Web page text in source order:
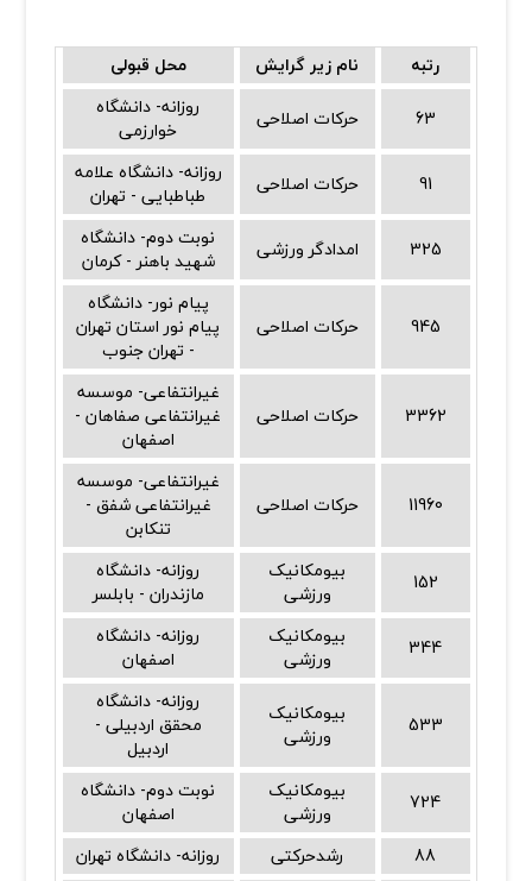
رتبه نام زیر گرایش
محل قبولی
63
حرکات اصلاحی
روزانه- دانشگاه
خوارزمی
91
حرکات اصلاحی
روزانه- دانشگاه علامه
طباطبایی - تهران
325
امدادگر ورزشی
نوبت دوم- دانشگاه
شهید باهنر - کرمان
945 حرکات اصلاحی
پیام نور- دانشگاه
پیام نور استان تهران
- تهران جنوب
3362 حرکات اصلاحی
غیرانتفاعی- موسسه
غیرانتفاعی صفاهان -
اصفهان
11960 حرکات اصلاحی
غیرانتفاعی- موسسه
غیرانتفاعی شفق -
تنکابن
152
بیومکانیک
ورزشی
روزانه- دانشگاه
مازندران - بابلسر
344
بیومکانیک
ورزشی
روزانه- دانشگاه
اصفهان
533
بیومکانیک
ورزشی
روزانه- دانشگاه
محقق اردبیلی -
اردبیل
724
بیومکانیک
ورزشی
نوبت دوم- دانشگاه
اصفهان
88
رشدحرکتی
روزانه- دانشگاه تهران